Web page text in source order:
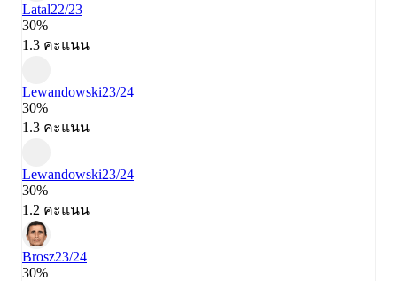
Latal22/23
30%
1.3 คะแนน
Lewandowski23/24
30%
1.3 คะแนน
Lewandowski23/24
30%
1.2 คะแนน
Brosz23/24
30%